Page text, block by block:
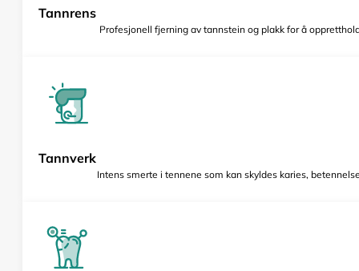
Tannrens
Profesjonell fjerning av tannstein og plakk for å
Tannverk
Intens smerte i tennene som kan skyldes karies,